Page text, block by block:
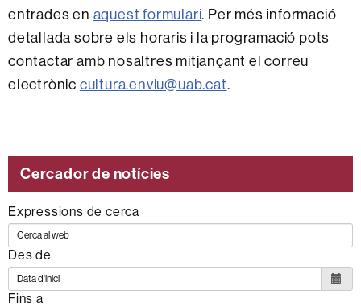
entrades en aquest formulari. Per més informació
detallada sobre els horaris i la programació pots
contactar amb nosaltres mitjançant el correu
electrònic cultura.enviu@uab.cat.
Cercador de notícies
Expressions de cerca
Des de
Fins a